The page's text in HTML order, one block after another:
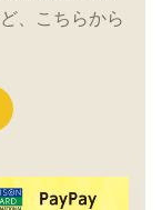
、こちらから